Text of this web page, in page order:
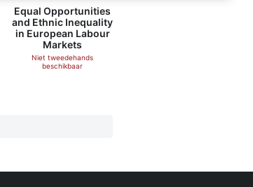
Equal Opportunities
and Ethnic Inequality
in European Labour
Markets
Niet tweedehands
beschikbaar